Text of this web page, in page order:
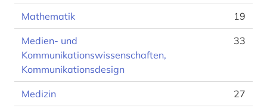
Mathematik 19
Medien- und
Kommunikationswissenschaften,
Kommunikationsdesign
33
Medizin 27